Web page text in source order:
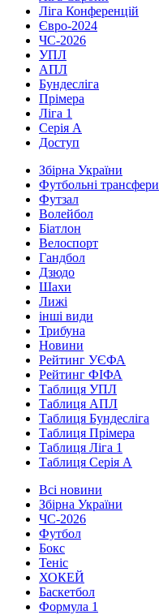
Ліга Конференцій
Євро-2024
ЧС-2026
УПЛ
АПЛ
Бундесліга
Прімера
Ліга 1
Серія А
Доступ
Збірна України
Футбольні трансфери
Футзал
Волейбол
Біатлон
Велоспорт
Гандбол
Дзюдо
Шахи
Лижі
інші види
Трибуна
Новини
Рейтинг УЄФА
Рейтинг ФІФА
Таблиця УПЛ
Таблиця АПЛ
Таблиця Бундесліга
Таблиця Прімера
Таблиця Ліга 1
Таблиця Серія А
Всі новини
Збірна України
ЧС-2026
Футбол
Бокс
Теніс
ХОКЕЙ
Баскетбол
Формула 1